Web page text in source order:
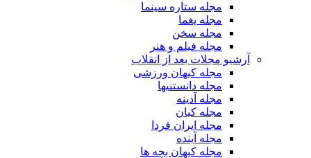
مجله ستاره سینما
مجله یغما
مجله سخن
مجله فیلم و هنر
آرشیو مجلات بعد از انقلاب
مجله کیهان ورزشی
مجله دانستنیها
مجله آدینه
مجله کیان
مجله ایران فردا
مجله آینده
مجله کیهان بچه ها